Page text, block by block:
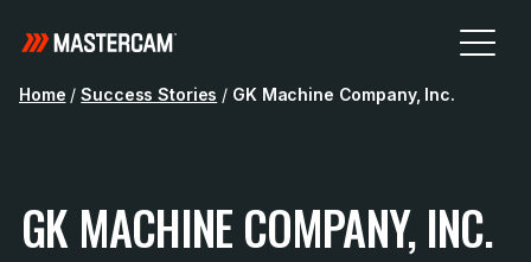
Home / Success Stories / GK Machine Company, Inc.
GK MACHINE COMPANY, INC.